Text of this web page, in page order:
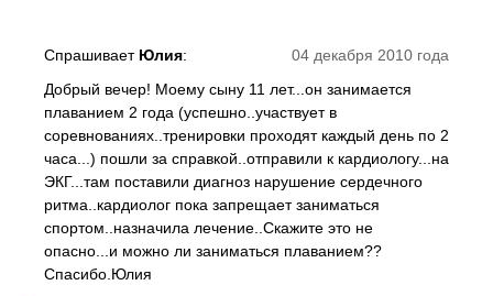
04 декабря 2010 года
Спрашивает Юлия:
Добрый вечер! Моему сыну 11 лет...он занимается
плаванием 2 года (успешно..участвует в
соревнованиях..тренировки проходят каждый день по 2
часа...) пошли за справкой..отправили к кардиологу...на
ЭКГ...там поставили диагноз нарушение сердечного
ритма..кардиолог пока запрещает заниматься
спортом..назначила лечение..Скажите это не
опасно...и можно ли заниматься плаванием??
Спасибо.Юлия